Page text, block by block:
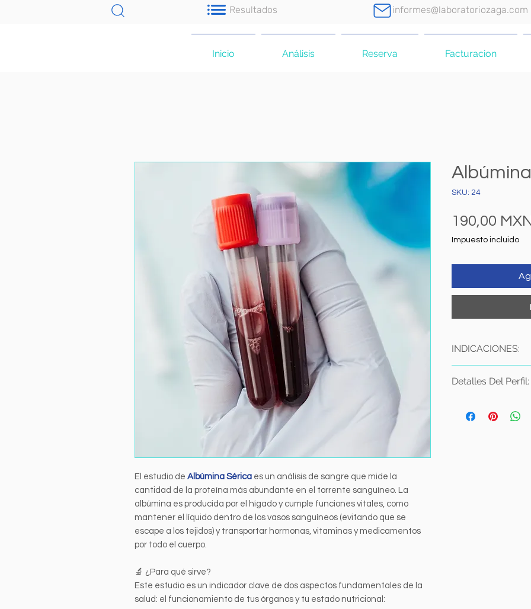
Resultados informes@laboratoriozaga.com
Inicio Análisis Reserva Facturacion
El estudio de Albúmina Sérica es un análisis de sangre que mide la
cantidad de la proteína más abundante en el torrente sanguíneo. La
albúmina es producida por el hígado y cumple funciones vitales, como
mantener el líquido dentro de los vasos sanguíneos (evitando que se
escape a los tejidos) y transportar hormonas, vitaminas y medicamentos
por todo el cuerpo.
🔬 ¿Para qué sirve?
Este estudio es un indicador clave de dos aspectos fundamentales de la
salud: el funcionamiento de tus órganos y tu estado nutricional:
SKU: 24
190,00
Impuesto incluido
INDICACIONES:
Estudio en Sangre.
Detalles Del Perfil:
Albúmina